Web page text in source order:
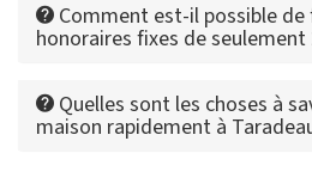
Comment est-il possible
honoraires fixes de seulement
Quelles sont les choses à
maison rapidement à